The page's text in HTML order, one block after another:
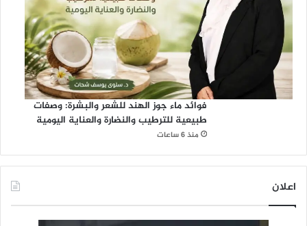
فوائد ماء جوز الهند للشعر والبشرة: وصفات
طبيعية للترطيب والنضارة والعناية اليومية
منذ 6 ساعات
اعلان